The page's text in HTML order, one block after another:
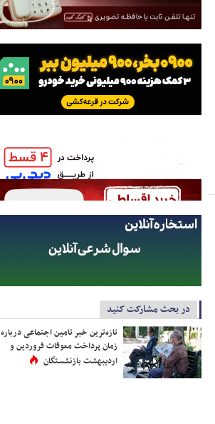
در بحث مشارکت کنید
تازه‌ترین خبر تامین اجتماعی درباره
زمان پرداخت معوقات فروردین و
اردیبهشت بازنشستگان